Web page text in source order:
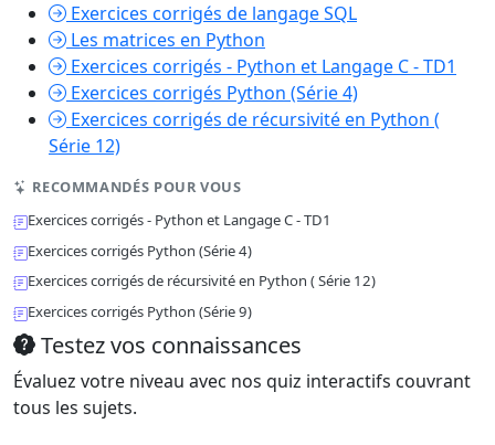
Exercices corrigés de langage SQL
Les matrices en Python
Exercices corrigés - Python et Langage C - TD1
Exercices corrigés Python (Série 4)
Exercices corrigés de récursivité en Python (
Série 12)
RECOMMANDÉS POUR VOUS
Exercices corrigés - Python et Langage C - TD1
Exercices corrigés Python (Série 4)
Exercices corrigés de récursivité en Python ( Série 12)
Exercices corrigés Python (Série 9)
Testez vos connaissances
Évaluez votre niveau avec nos quiz interactifs couvrant
tous les sujets.